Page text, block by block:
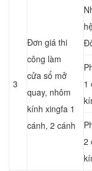
3
Đơn giá thi
công làm
cửa sổ mở
quay, nhôm
kính xingfa 1
cánh, 2 cánh
1
2